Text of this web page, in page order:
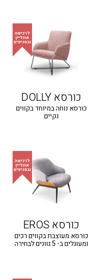
כורסא DOLLY
כורסא נוחה במיוחד בקווים
נקיים
כורסא EROS
כורסא מעוצבת בקווים רכים
ומעוגלים ב- 5 גוונים לבחירה